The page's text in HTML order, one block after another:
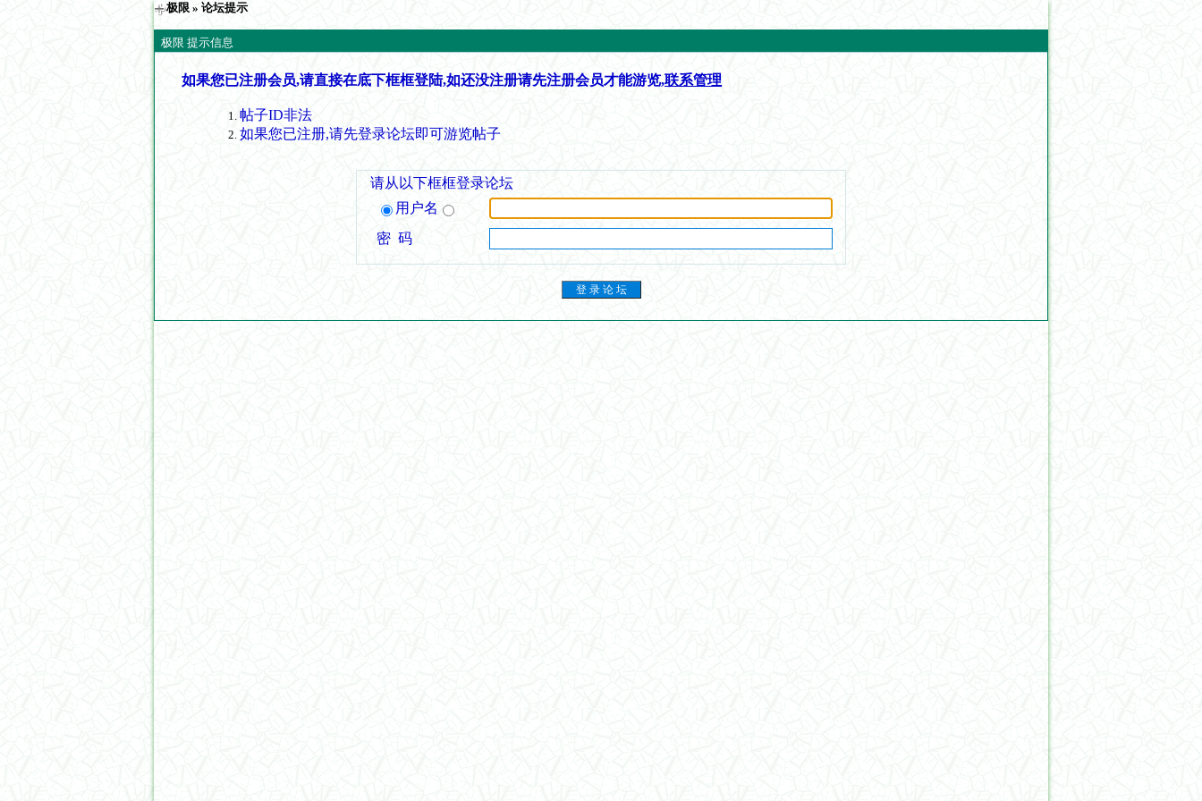
极限 » 论坛提示
极限 提示信息
如果您已注册会员,请直接在底下框框登陆,如还没注册请先注册会员才能游览,联系管理
帖子ID非法
如果您已注册,请先登录论坛即可游览帖子
请从以下框框登录论坛
用户名
密 码